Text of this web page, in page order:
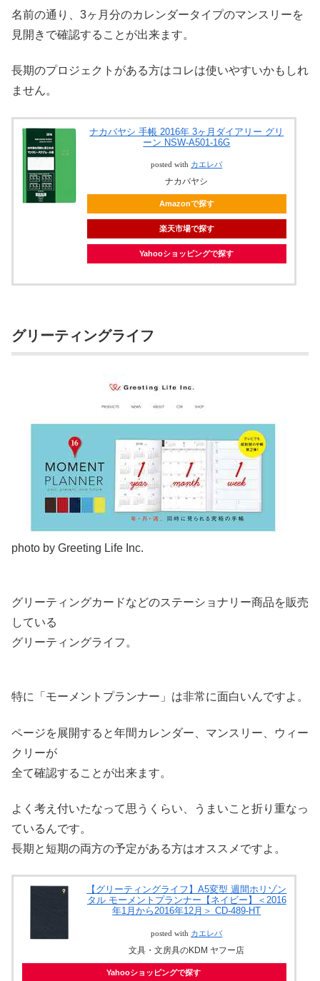
名前の通り、3ヶ月分のカレンダータイプのマンスリーを
見開きで確認することが出来ます。
長期のプロジェクトがある方はコレは使いやすいかもしれ
ません。
ナカバヤシ 手帳 2016年 3ヶ月ダイアリー グリ
ーン NSW-A501-16G
posted with カエレバ
ナカバヤシ
Amazonで探す
楽天市場で探す
Yahooショッピングで探す
グリーティングライフ
photo by Greeting Life Inc.
グリーティングカードなどのステーショナリー商品を販売
している
グリーティングライフ。
特に「モーメントプランナー」は非常に面白いんですよ。
ページを展開すると年間カレンダー、マンスリー、ウィー
クリーが
全て確認することが出来ます。
よく考え付いたなって思うくらい、うまいこと折り重なっ
ているんです。
長期と短期の両方の予定がある方はオススメですよ。
【グリーティングライフ】A5変型 週間ホリゾン
タル モーメントプランナー【ネイビー】＜2016
年1月から2016年12月＞ CD-489-HT
posted with カエレバ
文具・文房具のKDM ヤフー店
Yahooショッピングで探す